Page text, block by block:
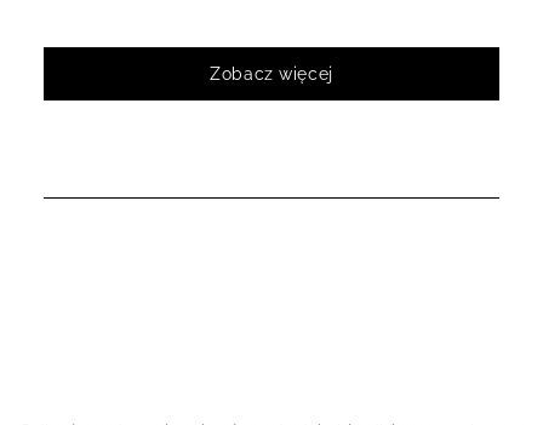
Zobacz więcej